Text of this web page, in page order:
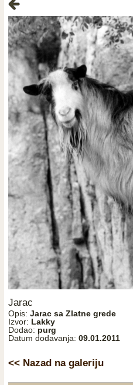
Jarac
Opis: Jarac sa Zlatne grede
Izvor: Lakky
Dodao: purg
Datum dodavanja: 09.01.2011
<< Nazad na galeriju